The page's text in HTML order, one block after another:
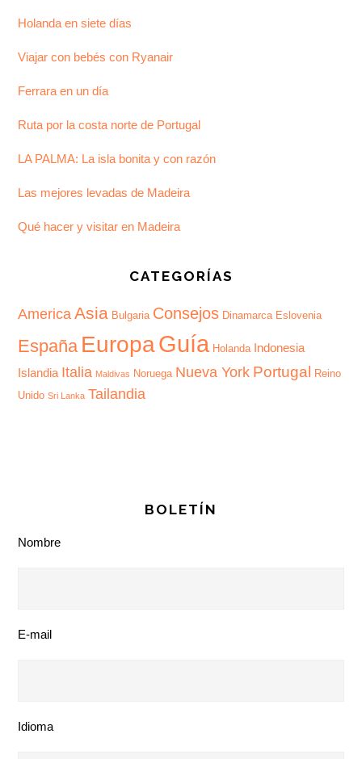
Holanda en siete días
Viajar con bebés con Ryanair
Ferrara en un día
Ruta por la costa norte de Portugal
LA PALMA: La isla bonita y con razón
Las mejores levadas de Madeira
Qué hacer y visitar en Madeira
CATEGORÍAS
America Asia Bulgaria Consejos Dinamarca Eslovenia
España EuropaGuía Holanda Indonesia
Islandia Italia Maldivas Noruega Nueva York Portugal
Reino
Unido Sri Lanka Tailandia
BOLETÍN
Nombre
E-mail
Idioma